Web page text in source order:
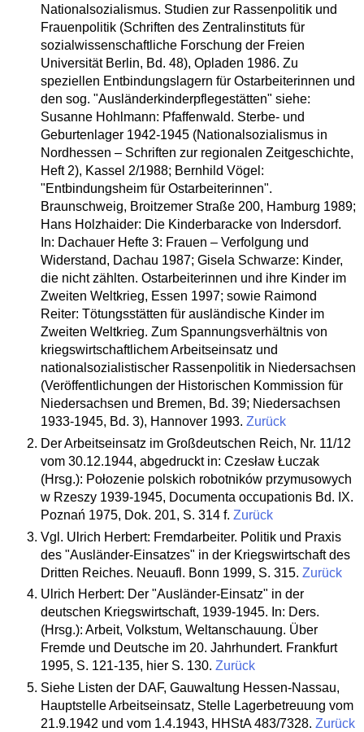
Nationalsozialismus. Studien zur Rassenpolitik und
Frauenpolitik (Schriften des Zentralinstituts für
sozialwissenschaftliche Forschung der Freien
Universität Berlin, Bd. 48), Opladen 1986. Zu
speziellen Entbindungslagern für Ostarbeiterinnen und
den sog. "Ausländerkinderpflegestätten" siehe:
Susanne Hohlmann: Pfaffenwald. Sterbe- und
Geburtenlager 1942-1945 (Nationalsozialismus in
Nordhessen – Schriften zur regionalen Zeitgeschichte,
Heft 2), Kassel 2/1988; Bernhild Vögel:
"Entbindungsheim für Ostarbeiterinnen".
Braunschweig, Broitzemer Straße 200, Hamburg 1989;
Hans Holzhaider: Die Kinderbaracke von Indersdorf.
In: Dachauer Hefte 3: Frauen – Verfolgung und
Widerstand, Dachau 1987; Gisela Schwarze: Kinder,
die nicht zählten. Ostarbeiterinnen und ihre Kinder im
Zweiten Weltkrieg, Essen 1997; sowie Raimond
Reiter: Tötungsstätten für ausländische Kinder im
Zweiten Weltkrieg. Zum Spannungsverhältnis von
kriegswirtschaftlichem Arbeitseinsatz und
nationalsozialistischer Rassenpolitik in Niedersachsen
(Veröffentlichungen der Historischen Kommission für
Niedersachsen und Bremen, Bd. 39; Niedersachsen
1933-1945, Bd. 3), Hannover 1993. Zurück
Der Arbeitseinsatz im Großdeutschen Reich, Nr. 11/12
vom 30.12.1944, abgedruckt in: Czesław Łuczak
(Hrsg.): Połozenie polskich robotników przymusowych
w Rzeszy 1939-1945, Documenta occupationis Bd. IX.
Poznań 1975, Dok. 201, S. 314 f. Zurück
Vgl. Ulrich Herbert: Fremdarbeiter. Politik und Praxis
des "Ausländer-Einsatzes" in der Kriegswirtschaft des
Dritten Reiches. Neuaufl. Bonn 1999, S. 315. Zurück
Ulrich Herbert: Der "Ausländer-Einsatz" in der
deutschen Kriegswirtschaft, 1939-1945. In: Ders.
(Hrsg.): Arbeit, Volkstum, Weltanschauung. Über
Fremde und Deutsche im 20. Jahrhundert. Frankfurt
1995, S. 121-135, hier S. 130. Zurück
Siehe Listen der DAF, Gauwaltung Hessen-Nassau,
Hauptstelle Arbeitseinsatz, Stelle Lagerbetreuung vom
21.9.1942 und vom 1.4.1943, HHStA 483/7328. Zurück